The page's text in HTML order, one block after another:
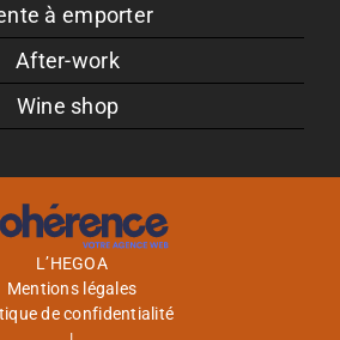
à emporter
After-work
Wine shop
L’HEGOA
Mentions légales
de confidentialité